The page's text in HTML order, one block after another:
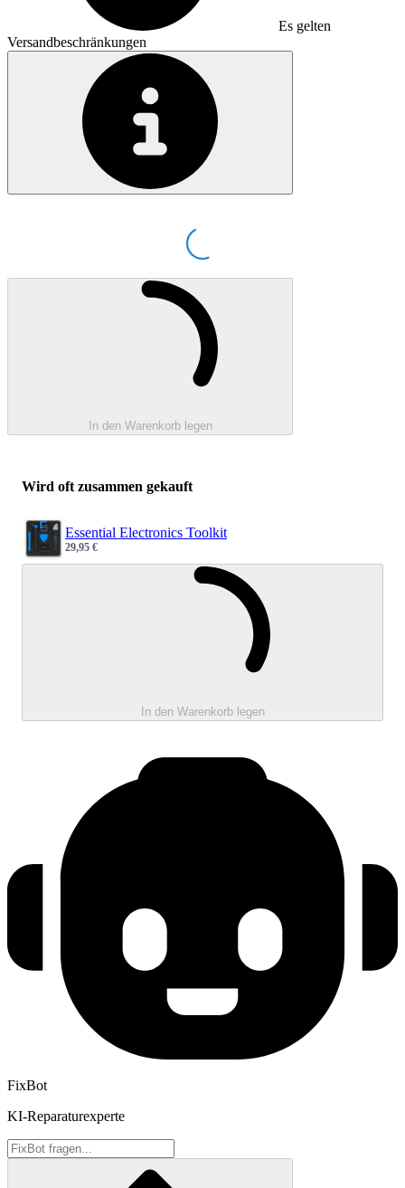
Es gelten
Versandbeschränkungen
Loading...
In den Warenkorb legen
Wird oft zusammen gekauft
Essential Electronics Toolkit
Sale price
29,95 €
In den Warenkorb legen
FixBot
KI-Reparaturexperte